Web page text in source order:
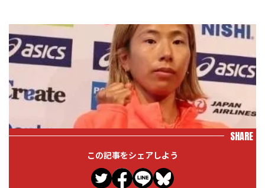
SHARE
この記事をシェアしよう